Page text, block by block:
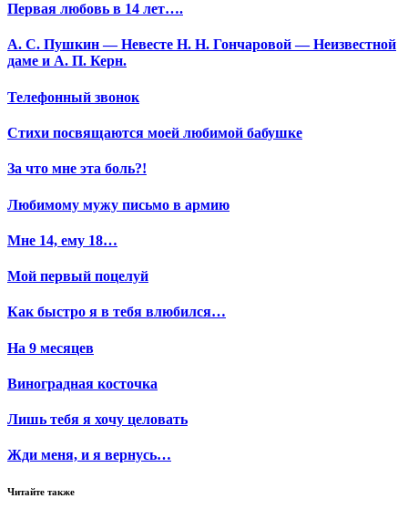
Первая любовь в 14 лет….
А. С. Пушкин — Невесте Н. Н. Гончаровой — Неизвестной
даме и А. П. Керн.
Телефонный звонок
Стихи посвящаются моей любимой бабушке
За что мне эта боль?!
Любимому мужу письмо в армию
Мне 14, ему 18…
Мой первый поцелуй
Как быстро я в тебя влюбился…
На 9 месяцев
Виноградная косточка
Лишь тебя я хочу целовать
Жди меня, и я вернусь…
Читайте также